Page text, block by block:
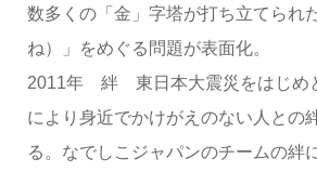
数多くの「金」字塔が打ち立てられ
ね）」をめぐる問題が表面化。
2011年 絆 東日本大震災をはじめ
により身近でかけがえのない人との
る。なでしこジャパンのチームの絆